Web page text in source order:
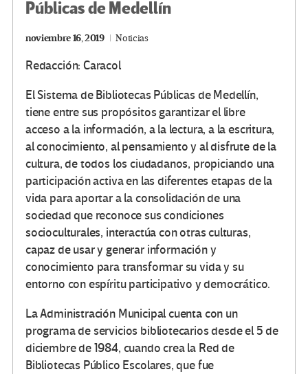
Públicas de Medellín
noviembre 16, 2019 Noticias
Redacción: Caracol
El Sistema de Bibliotecas Públicas de Medellín,
tiene entre sus propósitos garantizar el libre
acceso a la información, a la lectura, a la escritura,
al conocimiento, al pensamiento y al disfrute de la
cultura, de todos los ciudadanos, propiciando una
participación activa en las diferentes etapas de la
vida para aportar a la consolidación de una
sociedad que reconoce sus condiciones
socioculturales, interactúa con otras culturas,
capaz de usar y generar información y
conocimiento para transformar su vida y su
entorno con espíritu participativo y democrático.
La Administración Municipal cuenta con un
programa de servicios bibliotecarios desde el 5 de
diciembre de 1984, cuando crea la Red de
Bibliotecas Público Escolares, que fue